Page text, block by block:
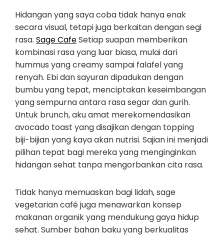
Hidangan yang saya coba tidak hanya enak
secara visual, tetapi juga berkaitan dengan segi
rasa. Sage CafeSetiap suapan memberikan
kombinasi rasa yang luar biasa, mulai dari
hummus yang creamy sampai falafel yang
renyah. Ebi dan sayuran dipadukan dengan
bumbu yang tepat, menciptakan keseimbangan
yang sempurna antara rasa segar dan gurih.
Untuk brunch, aku amat merekomendasikan
avocado toast yang disajikan dengan topping
biji-bijian yang kaya akan nutrisi. Sajian ini menjadi
pilihan tepat bagi mereka yang menginginkan
hidangan sehat tanpa mengorbankan cita rasa.
Tidak hanya memuaskan bagi lidah, sage
vegetarian café juga menawarkan konsep
makanan organik yang mendukung gaya hidup
sehat. Sumber bahan baku yang berkualitas